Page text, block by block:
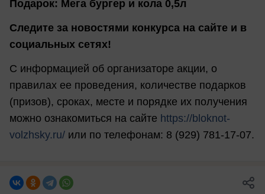
Подарок: Мега бургер и кола 0,5л
Следите за новостями конкурса на сайте и в
социальных сетях!
С информацией об организаторе акции, о
правилах ее проведения, количестве подарков
(призов), сроках, месте и порядке их получения
можно ознакомиться на сайте https://bloknot-
volzhsky.ru/ или по телефонам: 8 (929) 781-17-07.